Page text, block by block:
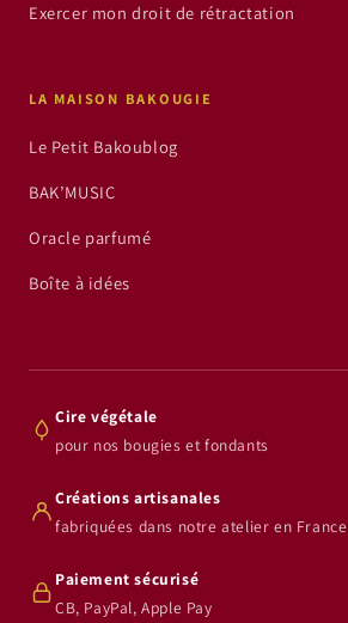
Exercer mon droit de rétractation
LA MAISON BAKOUGIE
Le Petit Bakoublog
BAK’MUSIC
Oracle parfumé
Boîte à idées
Cire végétale
pour nos bougies et fondants
Créations artisanales
fabriquées dans notre atelier en France
Paiement sécurisé
CB, PayPal, Apple Pay